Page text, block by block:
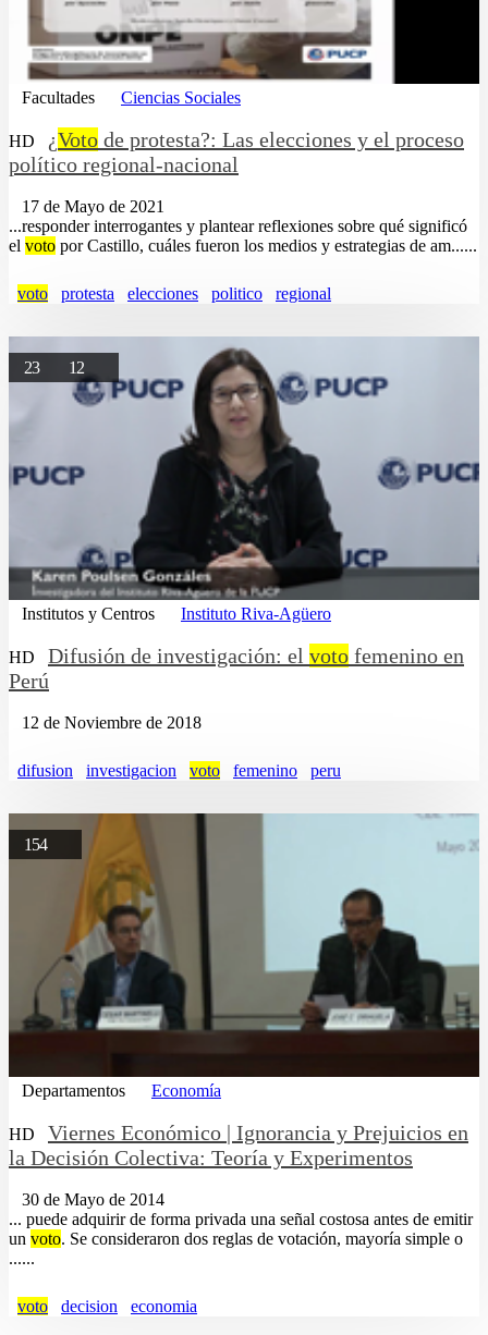
Facultades Ciencias Sociales
HD ¿Voto de protesta?: Las elecciones y el proceso
político regional-nacional
17 de Mayo de 2021
...responder interrogantes y plantear reflexiones sobre qué significó
el voto por Castillo, cuáles fueron los medios y estrategias de am......
voto protesta elecciones politico regional
23 12
Institutos y Centros Instituto Riva-Agüero
HD Difusión de investigación: el voto femenino en
Perú
12 de Noviembre de 2018
difusion investigacion voto femenino peru
154
Departamentos Economía
HD
Viernes Económico | Ignorancia y Prejuicios en
la Decisión Colectiva: Teoría y Experimentos
30 de Mayo de 2014
... puede adquirir de forma privada una señal costosa antes de emitir
un voto. Se consideraron dos reglas de votación, mayoría simple o
......
voto decision economia